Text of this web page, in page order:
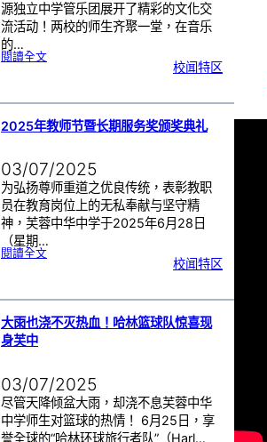
源独立中学管乐团展开了精彩的文化交
流活动！两校的师生齐聚一堂，在音乐
的…
閱讀全文:沙
中
学
芙
中
管
乐
校闻特区
2025年教师节暨长期服务奖颁奖典礼
03/07/2025
为弘扬尊师重道之优良传统，表彰教职
员在教育岗位上的无私奉献与坚守精
神，芙蓉中华中学于2025年6月28日
（星期…
閱讀全文:2
师
节
长
期
服
务
校闻特区
大雨也浇不灭热血！哈林篮球队惊喜现
身芙中
03/07/2025
尽管天降倾盆大雨，却浇不息芙蓉中华
中学师生对篮球的热情！ 6月25日，享
誉全球的“哈林环球旅行者队”（Harl…